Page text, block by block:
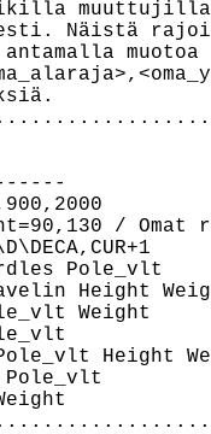
muuttujilla
Näistä
muotoa
/
Pole_vlt
Height
Weight
Height
Pole_vlt